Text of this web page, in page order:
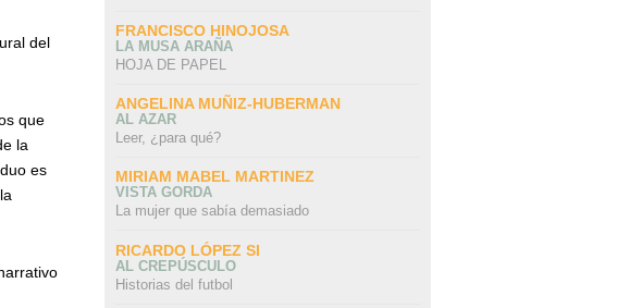
del
que
la
es
FRANCISCO HINOJOSA
LA MUSA ARAÑA
HOJA DE PAPEL
ANGELINA MUÑIZ-HUBERMAN
AL AZAR
Leer, ¿para qué?
MIRIAM MABEL MARTINEZ
VISTA GORDA
La mujer que sabía demasiado
RICARDO LÓPEZ SI
AL CREPÚSCULO
Historias del futbol